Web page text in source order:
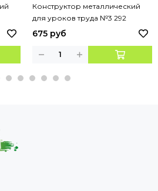
Конструктор металлический
для уроков труда №3 292
детали
675 руб